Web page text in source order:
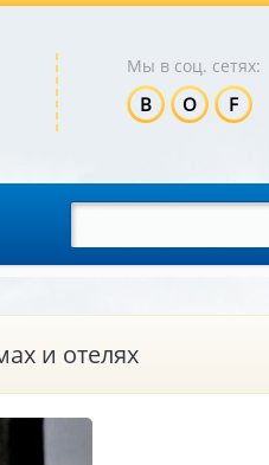
Мы в соц. сетях:
B O F
и отелях